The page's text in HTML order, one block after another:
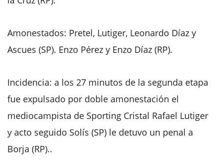
Amonestados: Pretel, Lutiger, Leonardo Díaz y
Ascues (SP). Enzo Pérez y Enzo Díaz (RP).
Incidencia: a los 27 minutos de la segunda etapa
fue expulsado por doble amonestación el
mediocampista de Sporting Cristal Rafael Lutiger
y acto seguido Solís (SP) le detuvo un penal a
Borja (RP)..